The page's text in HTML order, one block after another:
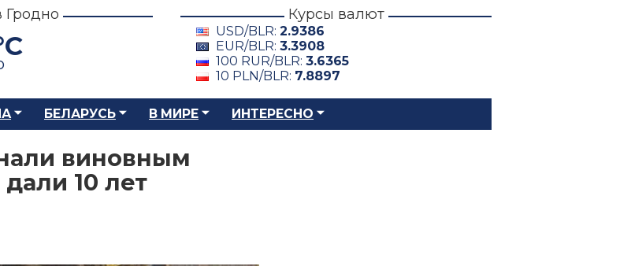
Гродно Курсы валют
USD/BLR: 2.9386
EUR/BLR: 3.3908
100 RUR/BLR: 3.6365
10 PLN/BLR: 7.8897
БЕЛАРУСЬ В МИРЕ ИНТЕРЕСНО
виновным
10 лет